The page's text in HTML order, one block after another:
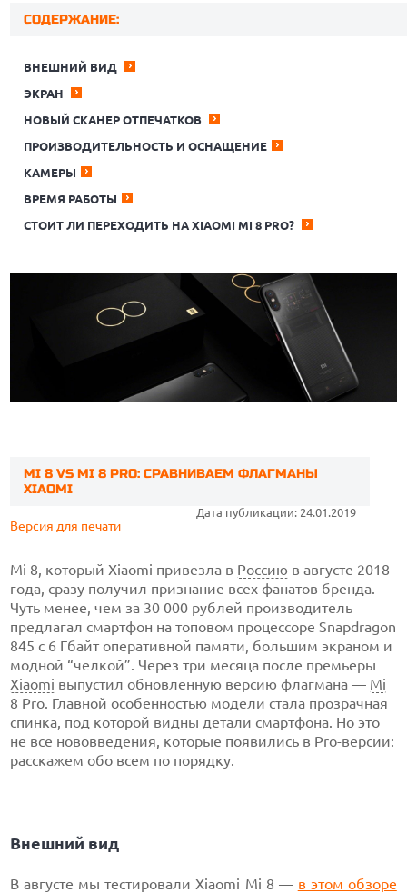
СОДЕРЖАНИЕ:
ВНЕШНИЙ ВИД
ЭКРАН
НОВЫЙ СКАНЕР ОТПЕЧАТКОВ
ПРОИЗВОДИТЕЛЬНОСТЬ И ОСНАЩЕНИЕ
КАМЕРЫ
ВРЕМЯ РАБОТЫ
СТОИТ ЛИ ПЕРЕХОДИТЬ НА XIAOMI MI 8 PRO?
MI 8 VS MI 8 PRO: СРАВНИВАЕМ ФЛАГМАНЫ
XIAOMI
Дата публикации: 24.01.2019
Версия для печати
Mi 8, который Xiaomi привезла в Россию в августе 2018
года, сразу получил признание всех фанатов бренда.
Чуть менее, чем за 30 000 рублей производитель
предлагал смартфон на топовом процессоре Snapdragon
845 с 6 Гбайт оперативной памяти, большим экраном и
модной “челкой”. Через три месяца после премьеры
Xiaomi выпустил обновленную версию флагмана — Mi
8 Pro. Главной особенностью модели стала прозрачная
спинка, под которой видны детали смартфона. Но это
не все нововведения, которые появились в Pro-версии:
расскажем обо всем по порядку.
Внешний вид
В августе мы тестировали Xiaomi Mi 8 — в этом обзоре